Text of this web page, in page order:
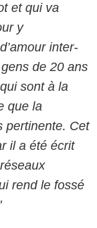
et qui va
y
inter-
de 20 ans
sont à la
que la
pertinente. Cet
il a été écrit
rend le fossé